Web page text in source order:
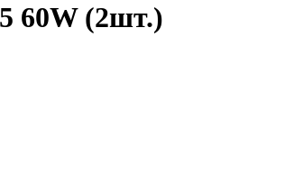
60W (2шт.)